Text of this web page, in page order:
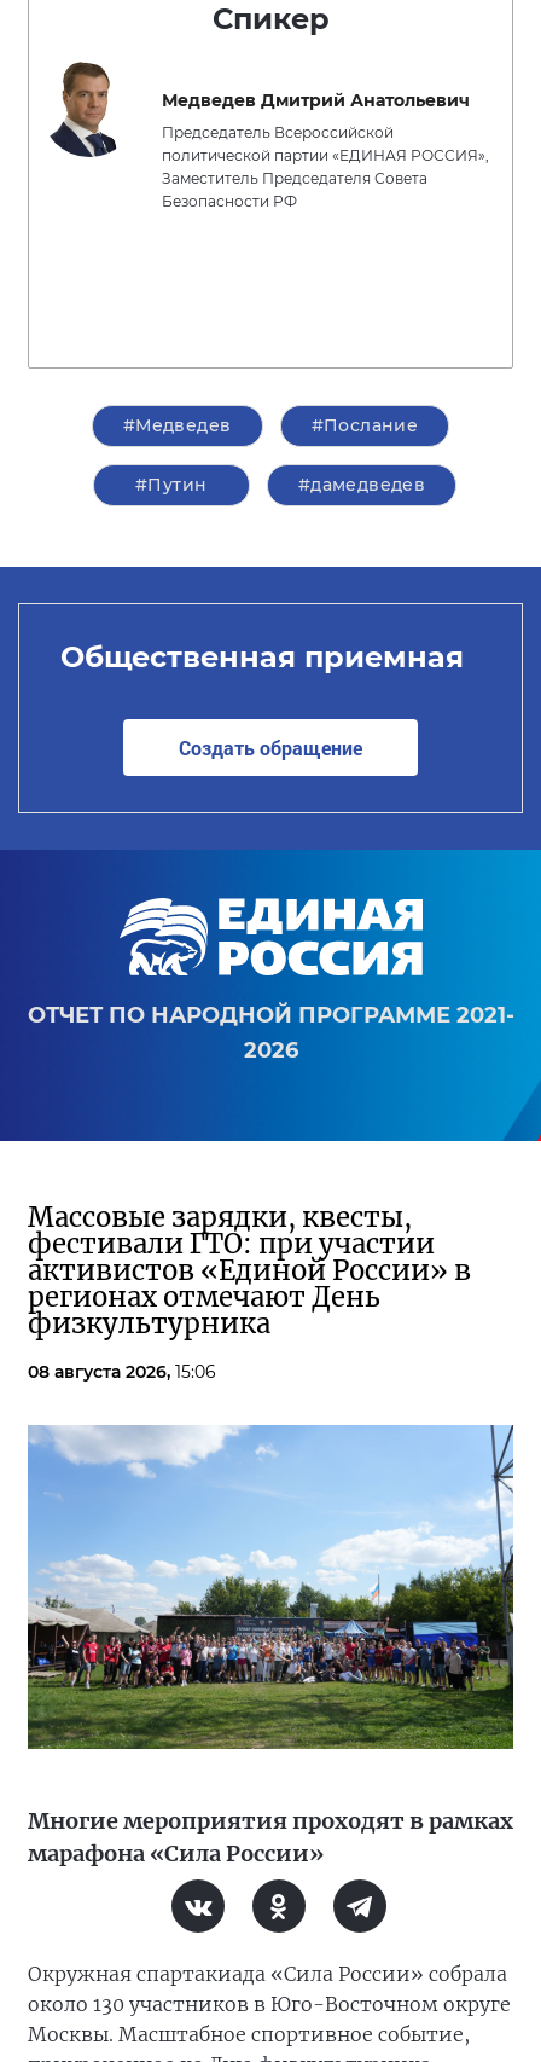
Спикер
Медведев Дмитрий Анатольевич
Председатель Всероссийской
политической партии «ЕДИНАЯ РОССИЯ»,
Заместитель Председателя Совета
Безопасности РФ
#Медведев #Послание
#Путин #дамедведев
Общественная приемная
Создать обращение
ОТЧЕТ ПО НАРОДНОЙ ПРОГРАММЕ 2021-
2026
Массовые зарядки, квесты,
фестивали ГТО: при участии
активистов «Единой России» в
регионах отмечают День
физкультурника
08 августа 2026, 15:06
Многие мероприятия проходят в рамках
марафона «Сила России»
Окружная спартакиада «Сила России» собрала
около 130 участников в Юго-Восточном округе
Москвы. Масштабное спортивное событие,